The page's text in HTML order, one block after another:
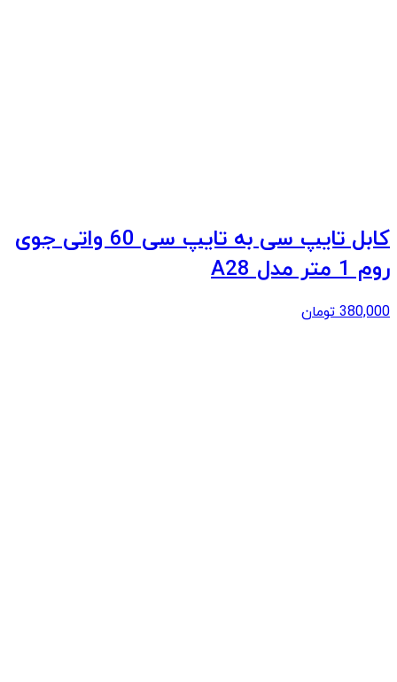
کابل تایپ سی به تایپ سی 60 واتی جوی
روم 1 متر مدل A28
380,000 تومان